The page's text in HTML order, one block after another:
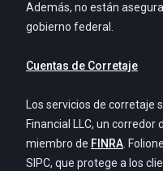
Además, no están
gobierno federal.
Cuentas de Corretaje
Los servicios de corretaje
Financial LLC, un corredor
miembro de FINRA.
SIPC, que protege a los